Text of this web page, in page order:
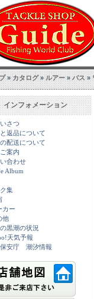
»カタログ»ルアー»バス»
インフォメーション
さつ
返品について
配送について
案内
合わせ
Album
集
カー
他
黒潮の状況
天気予報
安庁 潮汐情報